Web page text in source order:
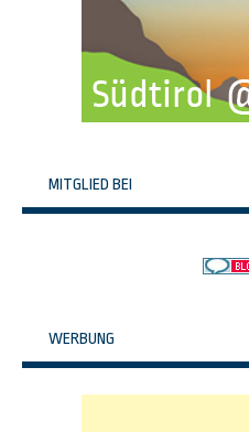
MITGLIED BEI
WERBUNG